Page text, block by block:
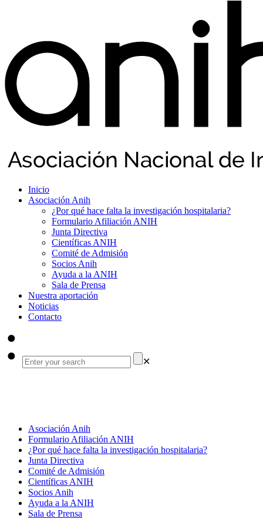
Inicio
Asociación Anih
¿Por qué hace falta la investigación hospitalaria?
Formulario Afiliación ANIH
Junta Directiva
Científicas ANIH
Comité de Admisión
Socios Anih
Ayuda a la ANIH
Sala de Prensa
Nuestra aportación
Noticias
Contacto
✕
Asociación Anih
Formulario Afiliación ANIH
¿Por qué hace falta la investigación hospitalaria?
Junta Directiva
Comité de Admisión
Científicas ANIH
Socios Anih
Ayuda a la ANIH
Sala de Prensa